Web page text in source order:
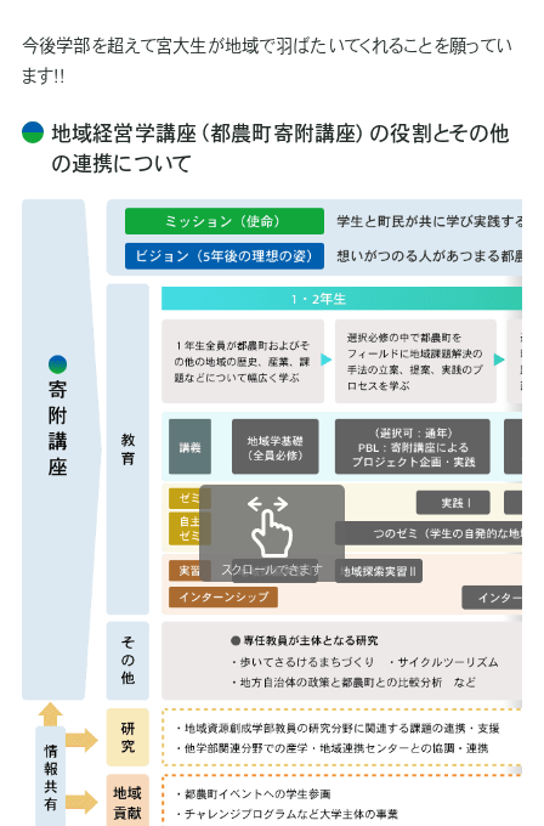
今後学部を超えて宮大生が地域で羽ばたいてくれることを願ってい
ます！！
地域経営学講座（都農町寄附講座）の役割とその他
の連携について
スクロールできます